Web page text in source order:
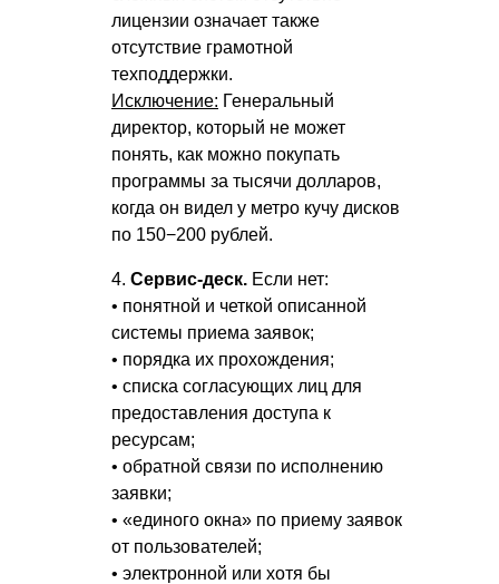
лицензии означает также
отсутствие грамотной
техподдержки.
Исключение: Генеральный
директор, который не может
понять, как можно покупать
программы за тысячи долларов,
когда он видел у метро кучу дисков
по 150−200 рублей.
4. Сервис-деск. Если нет:
• понятной и четкой описанной
системы приема заявок;
• порядка их прохождения;
• списка согласующих лиц для
предоставления доступа к
ресурсам;
• обратной связи по исполнению
заявки;
• «единого окна» по приему заявок
от пользователей;
• электронной или хотя бы